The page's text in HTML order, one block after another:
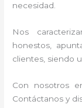
necesidad.
Nos
honestos,
clientes, siendo
Con nosotros
Contáctanos y